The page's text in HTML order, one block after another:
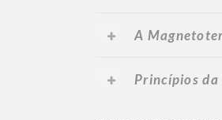
A
Princípios